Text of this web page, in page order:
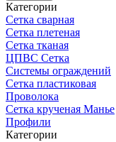
Категории
Сетка сварная
Сетка плетеная
Сетка тканая
ЦПВС Сетка
Системы ограждений
Сетка пластиковая
Проволока
Сетка крученая Манье
Профили
Категории